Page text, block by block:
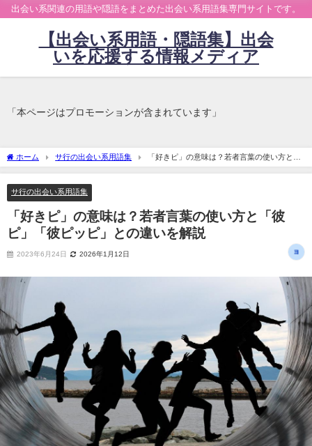
出会い系関連の用語や隠語をまとめた出会い系用語集専門サイトです。
【出会い系用語・隠語集】出会
いを応援する情報メディア
「本ページはプロモーションが含まれています」
ホーム サ行の出会い系用語集
「好きピ」の意味は？若者言葉の使い方と
「彼ピ」「彼ピッピ」との違いを解説
サ行の出会い系用語集
「好きピ」の意味は？若者言葉の使い方と「彼
ピ」「彼ピッピ」との違いを解説
2023年6月24日 2026年1月12日